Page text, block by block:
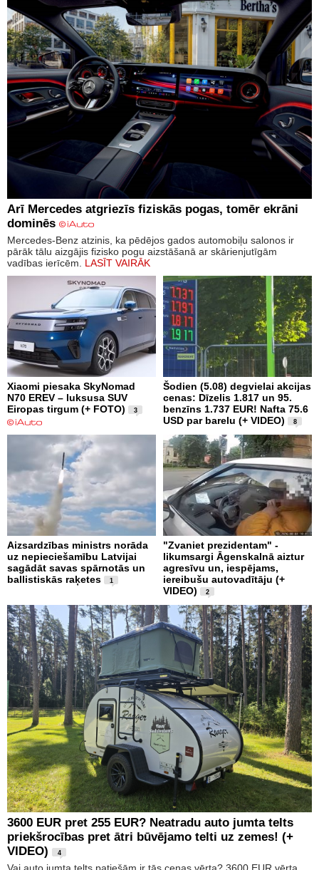
Arī Mercedes atgriezīs fiziskās pogas, tomēr ekrāni
dominēs
Mercedes-Benz atzinis, ka pēdējos gados automobiļu salonos ir
pārāk tālu aizgājis fizisko pogu aizstāšanā ar skārienjutīgām
vadības ierīcēm. LASĪT VAIRĀK
Xiaomi piesaka SkyNomad
N70 EREV – luksusa SUV
Eiropas tirgum (+ FOTO)
3
Šodien (5.08) degvielai akcijas
cenas: Dīzelis 1.817 un 95.
benzīns 1.737 EUR! Nafta 75.6
USD par barelu (+ VIDEO)
8
Aizsardzības ministrs norāda
uz nepieciešamību Latvijai
sagādāt savas spārnotās un
ballistiskās raķetes
1
"Zvaniet prezidentam" -
likumsargi Āgenskalnā aiztur
agresīvu un, iespējams,
iereibušu autovadītāju (+
VIDEO)
2
3600 EUR pret 255 EUR? Neatradu auto jumta telts
priekšrocības pret ātri būvējamo telti uz zemes! (+
VIDEO)
4